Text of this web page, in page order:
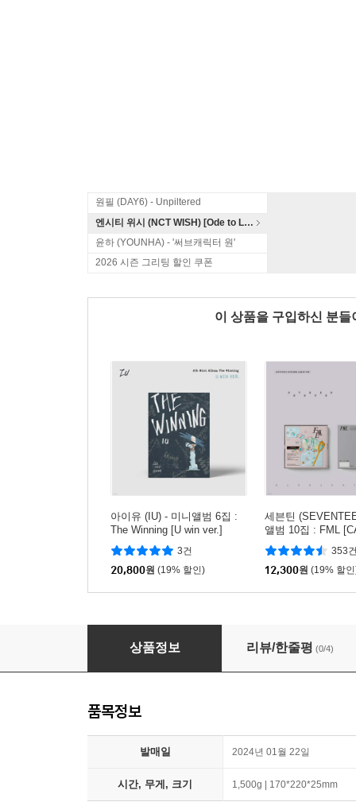
원필 (DAY6) - Unpiltered
엔시티 위시 (NCT WISH) [Ode to Love]
윤하 (YOUNHA) - '써브캐릭터 원'
2026 시즌 그리팅 할인 쿠폰
이 상품을 구입하신 분
아이유 (IU) - 미니앨범 6집 :
The Winning [U win ver.]
3건
20,800원 (19% 할인)
세븐틴
앨범 10집 : FML
r.]
353
12,300원 (19% 할
TWS (투어스) - 1st Mini Album 'Sparkling
상품정보 리뷰/한줄평 (0/4)
품목정보
발매일 2024년 01월 22일
시간, 무게, 크기 1,500g | 170*220*25mm